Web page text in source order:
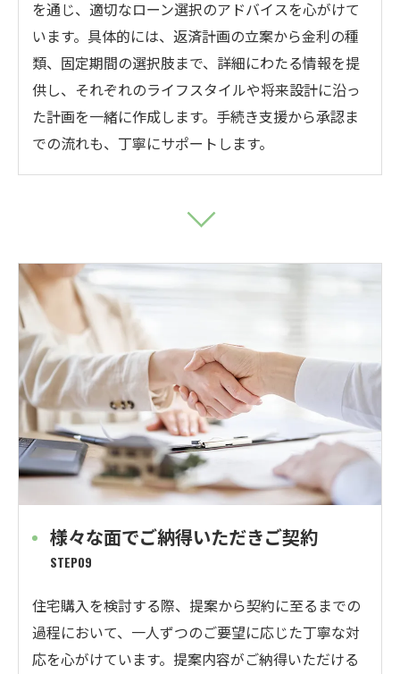
を通じ、適切なローン選択のアドバイスを心がけて
います。具体的には、返済計画の立案から金利の種
類、固定期間の選択肢まで、詳細にわたる情報を提
供し、それぞれのライフスタイルや将来設計に沿っ
た計画を一緒に作成します。手続き支援から承認ま
での流れも、丁寧にサポートします。
様々な面でご納得いただきご契約
STEP09
住宅購入を検討する際、提案から契約に至るまでの
過程において、一人ずつのご要望に応じた丁寧な対
応を心がけています。提案内容がご納得いただける